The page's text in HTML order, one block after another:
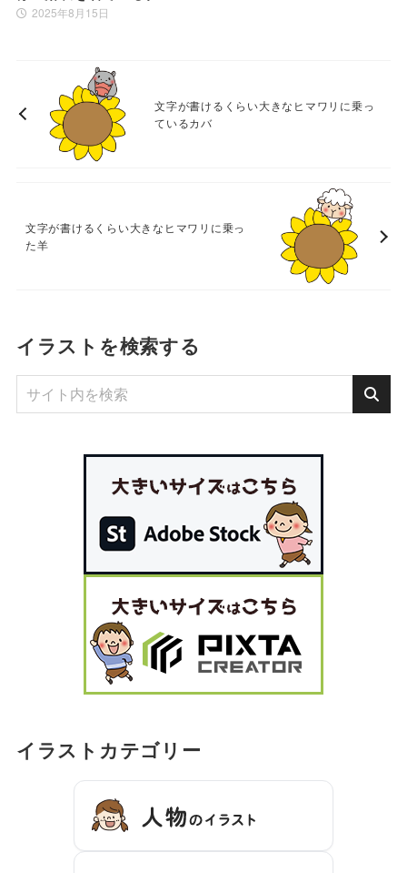
2025年8月15日
文字が書けるくらい大きなヒマワリに乗っ
ているカバ
文字が書けるくらい大きなヒマワリに乗っ
た羊
イラストを検索する
イラストカテゴリー